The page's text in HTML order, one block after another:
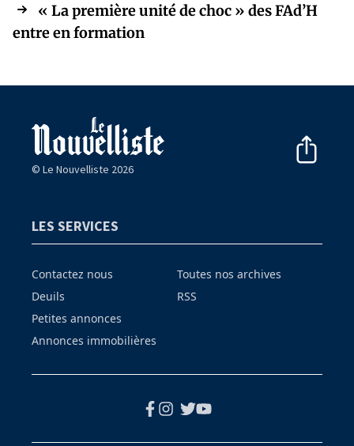
« La première unité de choc » des FAd’H
entre en formation
© Le Nouvelliste 2026
LES SERVICES
Contactez nous
Deuils
Petites annonces
Annonces immobilières
Toutes nos archives
RSS